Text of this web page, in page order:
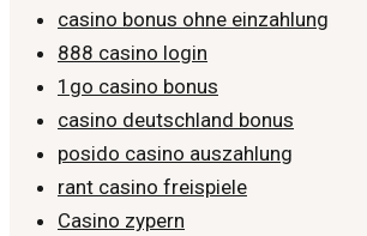
casino bonus ohne einzahlung
888 casino login
1go casino bonus
casino deutschland bonus
posido casino auszahlung
rant casino freispiele
Casino zypern